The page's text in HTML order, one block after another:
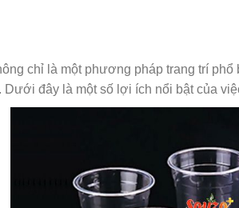
chỉ là một phương pháp trang trí
Dưới đây là một số lợi ích nổi bật của